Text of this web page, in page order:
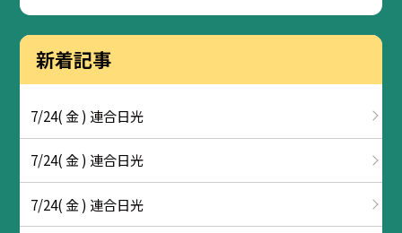
新着記事
7/24( 金 ) 連合日光
7/24( 金 ) 連合日光
7/24( 金 ) 連合日光